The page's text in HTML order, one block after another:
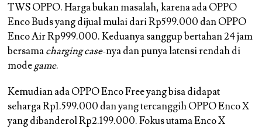
TWS OPPO. Harga bukan masalah, karena ada OPPO
Enco Buds yang dijual mulai dari Rp599.000 dan OPPO
Enco Air Rp999.000. Keduanya sanggup bertahan 24 jam
bersamacharging case-nya dan punya latensi rendah di
modegame.
Kemudian ada OPPO Enco Free yang bisa didapat
seharga Rp1.599.000 dan yang tercanggih OPPO Enco X
yang dibanderol Rp2.199.000. Fokus utama Enco X